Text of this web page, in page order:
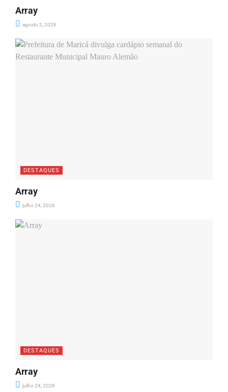
Array
agosto 2, 2026
DESTAQUES
Array
julho 24, 2026
DESTAQUES
Array
julho 24, 2026